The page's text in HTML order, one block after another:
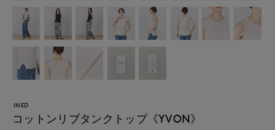
INED
コットンリブタンクトップ《YVON》